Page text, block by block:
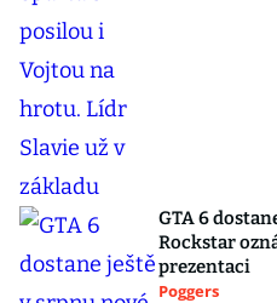
GTA 6
Rockstar
prezentaci
Poggers